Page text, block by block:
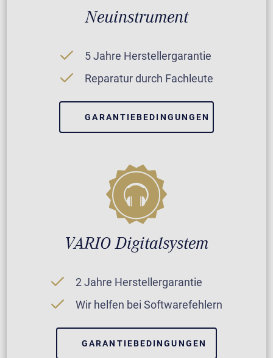
Neuinstrument
5 Jahre Herstellergarantie
Reparatur durch Fachleute
GARANTIEBEDINGUNGEN
VARIO Digitalsystem
2 Jahre Herstellergarantie
Wir helfen bei Softwarefehlern
GARANTIEBEDINGUNGEN